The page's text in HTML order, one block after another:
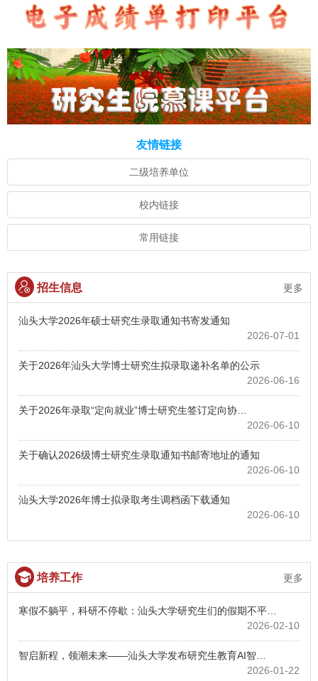
友情链接
二级培养单位
校内链接
常用链接
招生信息 更多
汕头大学2026年硕士研究生录取通知书寄发通知
2026-07-01
关于2026年汕头大学博士研究生拟录取递补名单的公示
2026-06-16
关于2026年录取“定向就业”博士研究生签订定向协…
2026-06-10
关于确认2026级博士研究生录取通知书邮寄地址的通知
2026-06-10
汕头大学2026年博士拟录取考生调档函下载通知
2026-06-10
培养工作 更多
寒假不躺平，科研不停歇：汕头大学研究生们的假期不平…
2026-02-10
智启新程，领潮未来——汕头大学发布研究生教育AI智…
2026-01-22